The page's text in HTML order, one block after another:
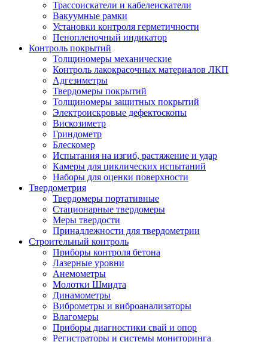
Трассоискатели и кабелеискатели
Вакуумные рамки
Установки контроля герметичности
Пенопленочный индикатор
Контроль покрытий
Толщиномеры механические
Контроль лакокрасочных материалов ЛКП
Адгезиметры
Твердомеры покрытий
Толщиномеры защитных покрытий
Электроискровые дефектоскопы
Вискозиметр
Гриндометр
Блескомер
Испытания на изгиб, растяжение и удар
Камеры для циклических испытаний
Наборы для оценки поверхности
Твердометрия
Твердомеры портативные
Стационарные твердомеры
Меры твердости
Принадлежности для твердометрии
Строительный контроль
Приборы контроля бетона
Лазерные уровни
Анемометры
Молотки Шмидта
Динамометры
Виброметры и виброанализаторы
Влагомеры
Приборы диагностики свай и опор
Регистраторы и системы мониторинга